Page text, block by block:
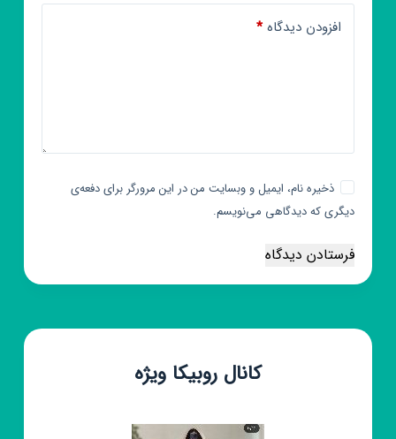
افزودن دیدگاه*
ذخیره نام، ایمیل و وبسایت من در این مرورگر برای دفعه‌ی
دیگری که دیدگاهی می‌نویسم.
فرستادن دیدگاه
کانال روبیکا ویژه